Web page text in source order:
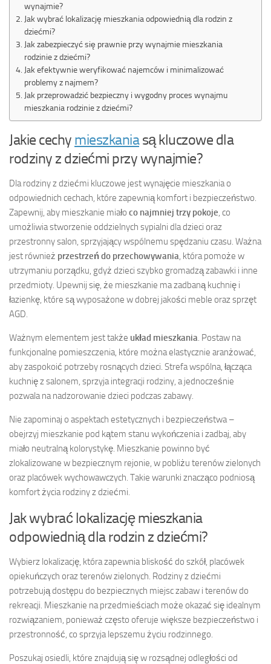
wynajmie?
Jak wybrać lokalizację mieszkania odpowiednią dla rodzin z
dziećmi?
Jak zabezpieczyć się prawnie przy wynajmie mieszkania
rodzinie z dziećmi?
Jak efektywnie weryfikować najemców i minimalizować
problemy z najmem?
Jak przeprowadzić bezpieczny i wygodny proces wynajmu
mieszkania rodzinie z dziećmi?
Jakie cechy mieszkaniasą kluczowe dla
rodziny z dziećmi przy wynajmie?
Dla rodziny z dziećmi kluczowe jest wynajęcie mieszkania o
odpowiednich cechach, które zapewnią komfort i bezpieczeństwo.
Zapewnij, aby mieszkanie miało co najmniej trzy pokoje , co
umożliwia stworzenie oddzielnych sypialni dla dzieci oraz
przestronny salon, sprzyjający wspólnemu spędzaniu czasu. Ważna
jest również przestrzeń do przechowywania , która pomoże w
utrzymaniu porządku, gdyż dzieci szybko gromadzą zabawki i inne
przedmioty. Upewnij się, że mieszkanie ma zadbaną kuchnię i
łazienkę, które są wyposażone w dobrej jakości meble oraz sprzęt
AGD.
Ważnym elementem jest także układ mieszkania . Postaw na
funkcjonalne pomieszczenia, które można elastycznie aranżować,
aby zaspokoić potrzeby rosnących dzieci. Strefa wspólna, łącząca
kuchnię z salonem, sprzyja integracji rodziny, a jednocześnie
pozwala na nadzorowanie dzieci podczas zabawy.
Nie zapominaj o aspektach estetycznych i bezpieczeństwa –
obejrzyj mieszkanie pod kątem stanu wykończenia i zadbaj, aby
miało neutralną kolorystykę. Mieszkanie powinno być
zlokalizowane w bezpiecznym rejonie, w pobliżu terenów zielonych
oraz placówek wychowawczych. Takie warunki znacząco podniosą
komfort życia rodziny z dziećmi.
Jak wybrać lokalizację mieszkania
odpowiednią dla rodzin z dziećmi?
Wybierz lokalizację, która zapewnia bliskość do szkół, placówek
opiekuńczych oraz terenów zielonych. Rodziny z dziećmi
potrzebują dostępu do bezpiecznych miejsc zabaw i terenów do
rekreacji. Mieszkanie na przedmieściach może okazać się idealnym
rozwiązaniem, ponieważ często oferuje większe bezpieczeństwo i
przestronność, co sprzyja lepszemu życiu rodzinnego.
Poszukaj osiedli, które znajdują się w rozsądnej odległości od